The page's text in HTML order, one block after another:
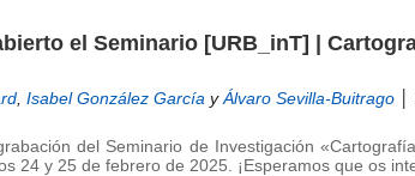
el Seminario [URB_inT] |
, Isabel González García yÁlvaro Sevilla-Buitrago
del Seminario de Investigación
24 y 25 de febrero de 2025. ¡Esperamos que os